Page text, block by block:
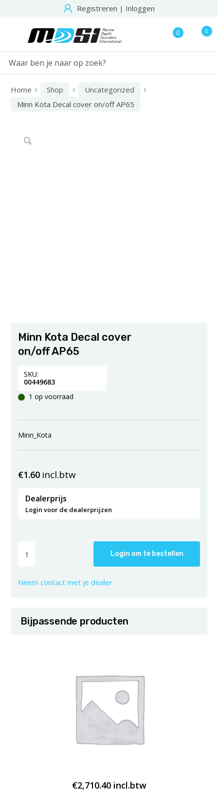
Registreren | Inloggen
0 0
Home Shop
Uncategorized
Minn Kota Decal cover on/off AP65
Minn Kota Decal cover
on/off AP65
SKU:
00449683
1 op voorraad
Minn_Kota
€1.60 incl.btw
Dealerprijs
Login voor de dealerprijzen
Login om te bestellen
Neem contact met je dealer
Bijpassende producten
€2,710.40 incl.btw